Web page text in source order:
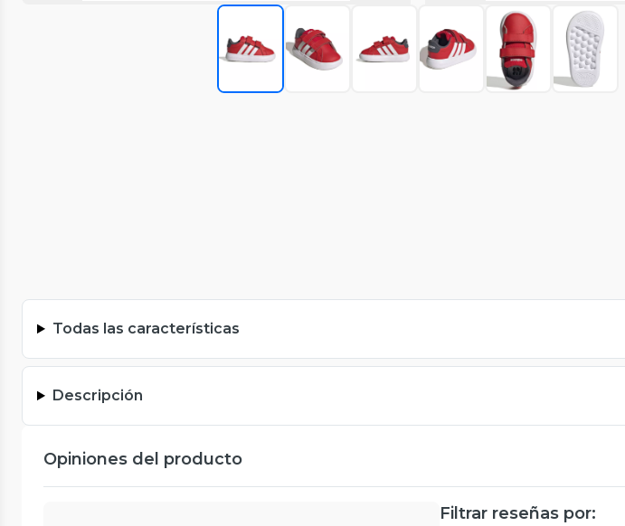
Todas las características
Descripción
Opiniones del producto
Filtrar reseñas por: